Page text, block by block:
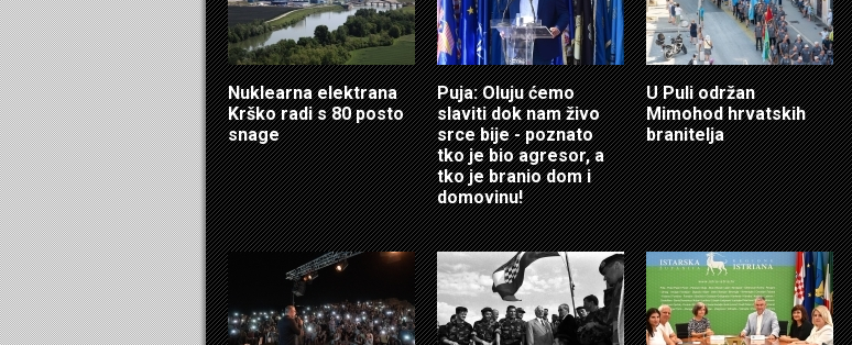
Nuklearna elektrana
Krško radi s 80 posto
snage
Puja: Oluju ćemo
slaviti dok nam živo
srce bije - poznato
tko je bio agresor, a
tko je branio dom i
domovinu!
U Puli održan
Mimohod hrvatskih
branitelja